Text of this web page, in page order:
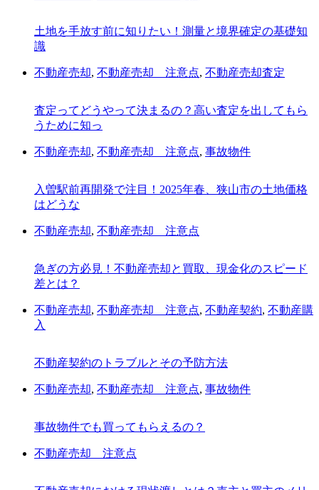
土地を手放す前に知りたい！測量と境界確定の基礎知
識
不動産売却, 不動産売却 注意点, 不動産売却査定
査定ってどうやって決まるの？高い査定を出してもら
うために知っ
不動産売却, 不動産売却 注意点, 事故物件
入曽駅前再開発で注目！2025年春、狭山市の土地価格
はどうな
不動産売却, 不動産売却 注意点
急ぎの方必見！不動産売却と買取、現金化のスピード
差とは？
不動産売却, 不動産売却 注意点, 不動産契約, 不動産購
入
不動産契約のトラブルとその予防方法
不動産売却, 不動産売却 注意点, 事故物件
事故物件でも買ってもらえるの？
不動産売却 注意点